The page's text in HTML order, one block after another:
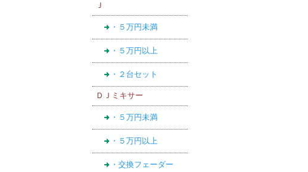
Ｊ
・５万円未満
・５万円以上
・２台セット
ＤＪミキサー
・５万円未満
・５万円以上
・交換フェーダー